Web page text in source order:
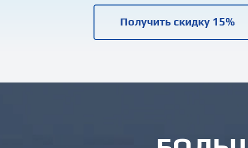
Получить скидку 15%